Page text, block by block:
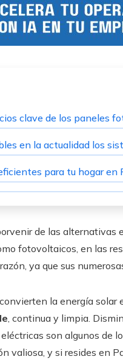
clave de los paneles
en la actualidad los
para tu hogar en
de las alternativas
fotovoltaicos, en las
ya que sus
la energía
, continua y limpia.
son algunos de
valiosa, y si resides en